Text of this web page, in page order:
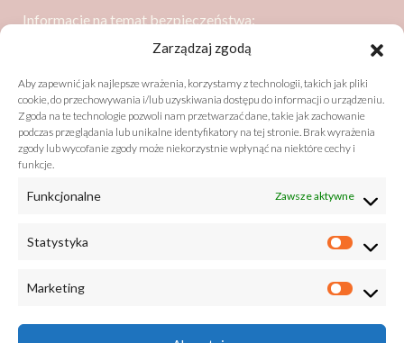
Zarządzaj zgodą
Aby zapewnić jak najlepsze wrażenia, korzystamy z technologii, takich jak pliki
cookie, do przechowywania i/lub uzyskiwania dostępu do informacji o urządzeniu.
Zgoda na te technologie pozwoli nam przetwarzać dane, takie jak zachowanie
podczas przeglądania lub unikalne identyfikatory na tej stronie. Brak wyrażenia
zgody lub wycofanie zgody może niekorzystnie wpłynąć na niektóre cechy i
funkcje.
Funkcjonalne Zawsze aktywne
Statystyka
Marketing
Informacje na temat bezpieczeństwa:
Dressler Dublin Spółka z ograniczoną odpowiedzialnością
05-850 Ożarów Mazowiecki
Bezpieczeństwo zgodne z GPSR (General Product Safety
+48 22 733 50 01